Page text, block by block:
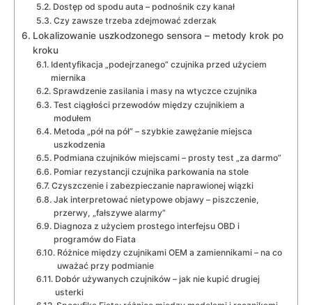
Dostęp od spodu auta – podnośnik czy kanał
Czy zawsze trzeba zdejmować zderzak
Lokalizowanie uszkodzonego sensora – metody krok po
kroku
Identyfikacja „podejrzanego” czujnika przed użyciem
miernika
Sprawdzenie zasilania i masy na wtyczce czujnika
Test ciągłości przewodów między czujnikiem a
modułem
Metoda „pół na pół” – szybkie zawężanie miejsca
uszkodzenia
Podmiana czujników miejscami – prosty test „za darmo”
Pomiar rezystancji czujnika parkowania na stole
Czyszczenie i zabezpieczanie naprawionej wiązki
Jak interpretować nietypowe objawy – piszczenie,
przerwy, „fałszywe alarmy”
Diagnoza z użyciem prostego interfejsu OBD i
programów do Fiata
Różnice między czujnikami OEM a zamiennikami – na co
uważać przy podmianie
Dobór używanych czujników – jak nie kupić drugiej
usterki